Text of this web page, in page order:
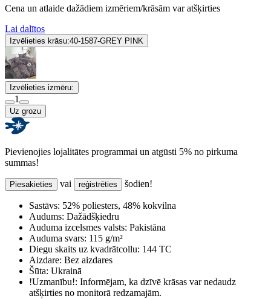
Cena un atlaide dažādiem izmēriem/krāsām var atšķirties
Lai dalītos
Izvēlieties krāsu:40-1587-GREY PINK
Izvēlieties izmēru:
1
Uz grozu
Pievienojies lojalitātes programmai un atgūsti 5% no pirkuma
summas!
Piesakieties vai reģistrēties šodien!
Sastāvs: 52% poliesters, 48% kokvilna
Audums: Dažādšķiedru
Auduma izcelsmes valsts: Pakistāna
Auduma svars: 115 g/m²
Diegu skaits uz kvadrātcollu: 144 TC
Aizdare: Bez aizdares
Šūta: Ukrainā
!Uzmanību!: Informējam, ka dzīvē krāsas var nedaudz
atšķirties no monitorā redzamajām.